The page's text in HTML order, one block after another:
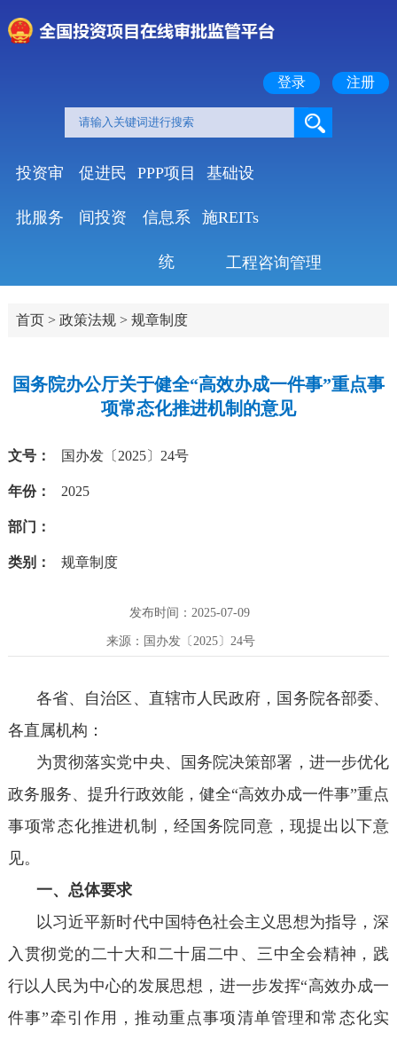
登录 注册
投资审
批服务
促进民
间投资
PPP项目
信息系
统
基础设
施REITs
工程咨询管理
首页> 政策法规> 规章制度
国务院办公厅关于健全“高效办成一件事”重点事
项常态化推进机制的意见
文号： 国办发〔2025〕24号
年份： 2025
部门：
类别： 规章制度
发布时间：2025-07-09
来源：国办发〔2025〕24号
各省、自治区、直辖市人民政府，国务院各部委、
各直属机构：
为贯彻落实党中央、国务院决策部署，进一步优化
政务服务、提升行政效能，健全“高效办成一件事”重点
事项常态化推进机制，经国务院同意，现提出以下意
见。
一、总体要求
以习近平新时代中国特色社会主义思想为指导，深
入贯彻党的二十大和二十届二中、三中全会精神，践
行以人民为中心的发展思想，进一步发挥“高效办成一
件事”牵引作用，推动重点事项清单管理和常态化实